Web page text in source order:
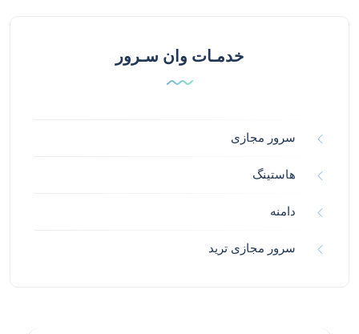
خدمـات وان سـرور
سرور مجازی
هاستینگ
دامنه
سرور مجازی ترید